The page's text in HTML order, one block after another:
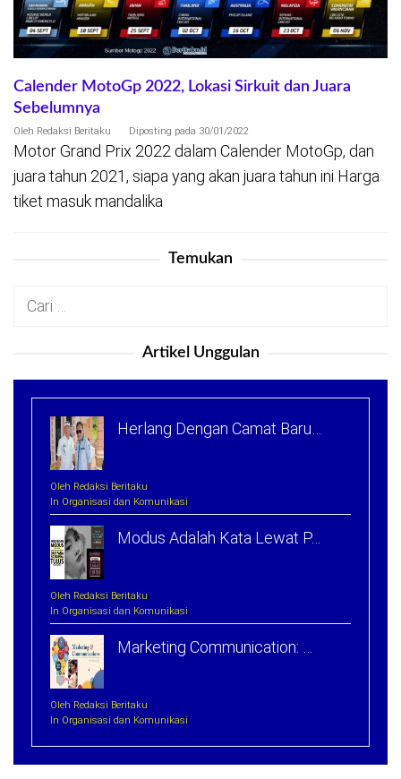
Calender MotoGp 2022, Lokasi Sirkuit dan Juara
Sebelumnya
Oleh Redaksi Beritaku Diposting pada 30/01/2022
Motor Grand Prix 2022 dalam Calender MotoGp, dan
juara tahun 2021, siapa yang akan juara tahun ini Harga
tiket masuk mandalika
Temukan
Cari
Artikel Unggulan
Herlang Dengan Camat Baru…
Oleh Redaksi Beritaku
In Organisasi dan Komunikasi
Modus Adalah Kata Lewat P…
Oleh Redaksi Beritaku
In Organisasi dan Komunikasi
Marketing Communication: …
Oleh Redaksi Beritaku
In Organisasi dan Komunikasi